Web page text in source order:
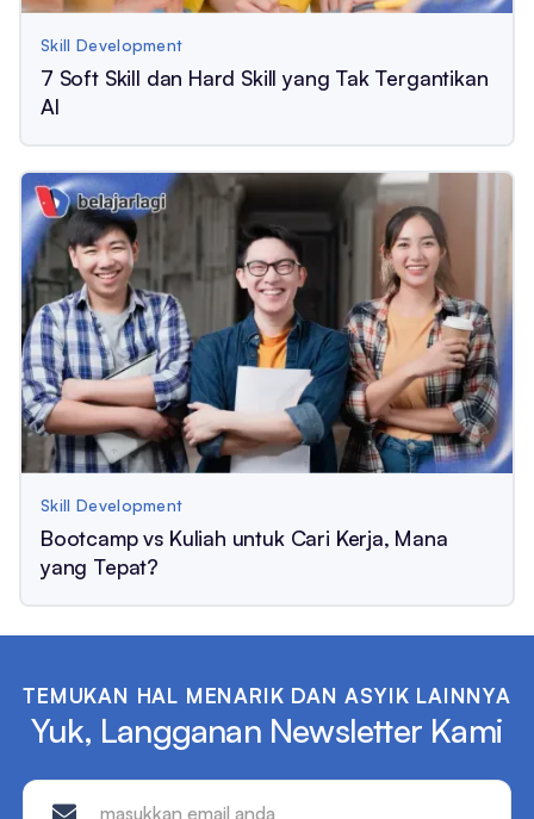
Skill Development
7 Soft Skill dan Hard Skill yang Tak Tergantikan
AI
Skill Development
Bootcamp vs Kuliah untuk Cari Kerja, Mana
yang Tepat?
TEMUKAN HAL MENARIK DAN ASYIK LAINNYA
Yuk, Langganan Newsletter Kami